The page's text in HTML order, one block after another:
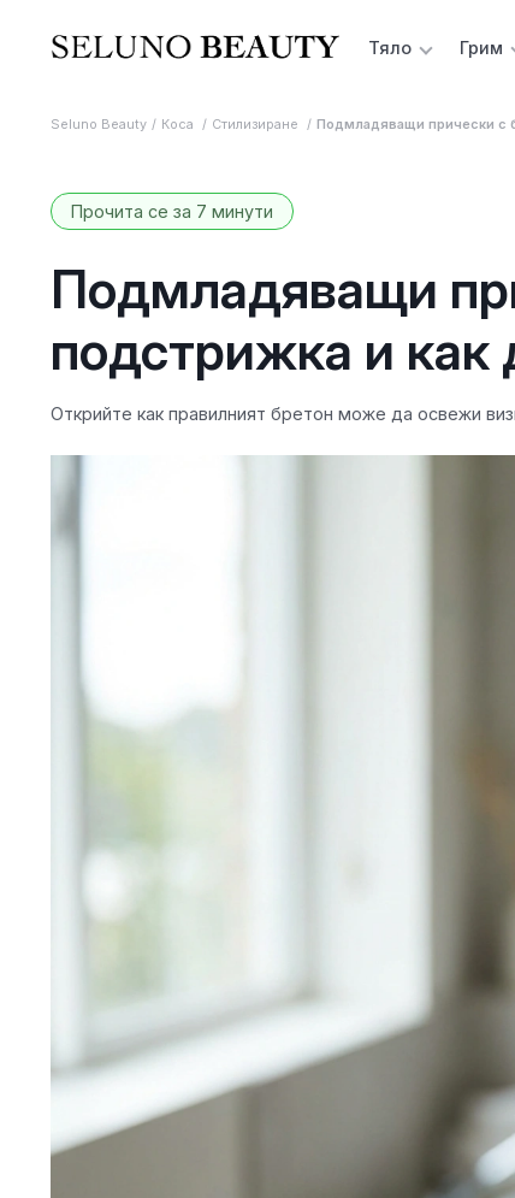
Тяло Грим
Seluno Beauty Коса Стилизиране Подмладяващи прически с
Прочита се за 7 минути
Подмладяващи
подстрижка и как
Открийте как правилният бретон може да освежи